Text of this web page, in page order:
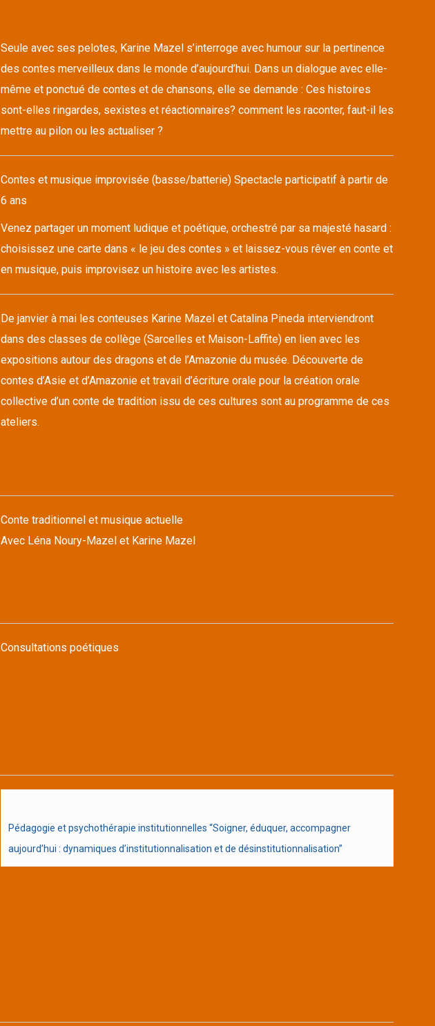
Seule avec ses pelotes, Karine Mazel s’interroge avec humour sur la pertinence
des contes merveilleux dans le monde d’aujourd’hui. Dans un dialogue avec elle-
même et ponctué de contes et de chansons, elle se demande : Ces histoires
sont-elles ringardes, sexistes et réactionnaires? comment les raconter, faut-il les
mettre au pilon ou les actualiser ?
Contes et musique improvisée (basse/batterie) Spectacle participatif à partir de
6 ans
Venez partager un moment ludique et poétique, orchestré par sa majesté hasard :
choisissez une carte dans « le jeu des contes » et laissez-vous rêver en conte et
en musique, puis improvisez un histoire avec les artistes.
De janvier à mai les conteuses Karine Mazel et Catalina Pineda interviendront
dans des classes de collège (Sarcelles et Maison-Laffite) en lien avec les
expositions autour des dragons et de l’Amazonie du musée. Découverte de
contes d’Asie et d’Amazonie et travail d’écriture orale pour la création orale
collective d’un conte de tradition issu de ces cultures sont au programme de ces
ateliers.
Conte traditionnel et musique actuelle
Avec Léna Noury-Mazel et Karine Mazel
Consultations poétiques
Pédagogie et psychothérapie institutionnelles “Soigner, éduquer, accompagner
aujourd’hui : dynamiques d’institutionnalisation et de désinstitutionnalisation”